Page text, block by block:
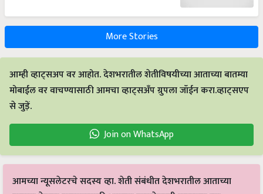
More Stories
आम्ही व्हाट्सअप वर आहोत. देशभरातील शेतीविषयीच्या आताच्या बातम्या
मोबाईल वर वाचण्यासाठी आमचा व्हाट्सअँप ग्रुपला जॉईन करा.व्हाट्सएप
से जुड़ें.
Join on WhatsApp
आमच्या न्यूसलेटरचे सदस्य व्हा. शेती संबंधीत देशभरातील आताच्या